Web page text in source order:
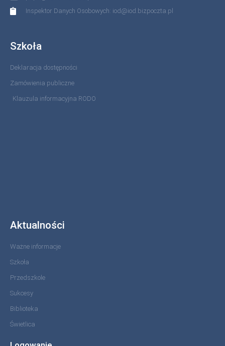
Inspektor Danych Osobowych: iod@iod.bizpoczta.pl
Szkoła
Deklaracja dostępności
Zamówienia publiczne
Klauzula informacyjna RODO
Aktualności
Ważne informacje
Szkoła
Przedszkole
Sukcesy
Biblioteka
Świetlica